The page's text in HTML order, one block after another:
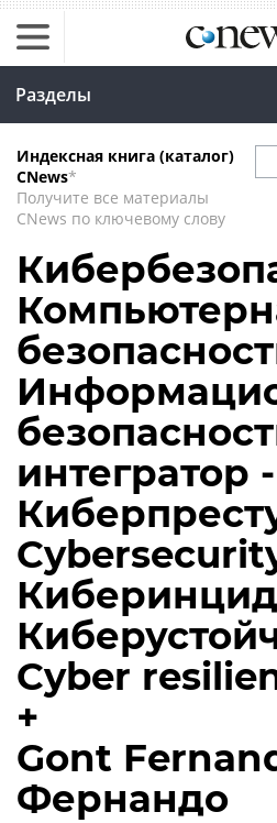
Разделы
Индексная книга (каталог)
CNews*
Получите все материалы
CNews по ключевому слову
интегратор -
Cyber
+
Gont
Фернандо